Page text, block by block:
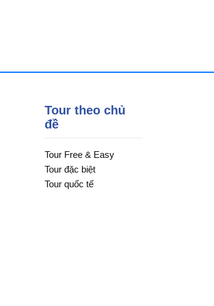
Tour theo chủ
đề
Tour Free & Easy
Tour đặc biệt
Tour quốc tế